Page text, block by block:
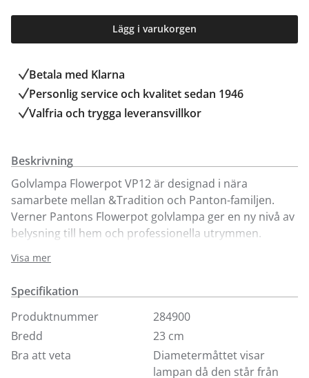
Lägg i varukorgen
Betala med Klarna
Personlig service och kvalitet sedan 1946
Valfria och trygga leveransvillkor
Beskrivning
Golvlampa Flowerpot VP12 är designad i nära
samarbete mellan &Tradition och Panton-familjen.
Verner Pantons Flowerpot golvlampa ger en ny nivå av
belysning till hem och professionella utrymmen.
soffor och bord.
Tillverkad av målat eller pläterat stål, rostfritt stål och
textilsladd. De två skärmarna är gjorda av spunnet stål.
Basen är gjuten.
220-240V – 50Hz
Visa mer
Specifikation
Produktnummer
284900
Bredd
23 cm
Bra att veta
Diametermåttet visar
lampan då den står från